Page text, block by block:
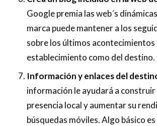
Google premia las web´s
marca puede mantener a los
sobre los últimos
establecimiento como del destino.
Información y enlaces del
información le ayudará a
presencia local y aumentar su
búsquedas móviles. Algo básico